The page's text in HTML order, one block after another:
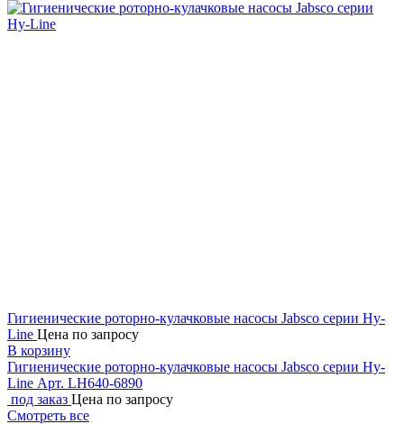
Гигиенические роторно-кулачковые насосы Jabsco серии Hy-
Line Цена по запросу
В корзину
Гигиенические роторно-кулачковые насосы Jabsco серии Hy-
Line Арт. LH640-6890
под заказ Цена по запросу
Смотреть все